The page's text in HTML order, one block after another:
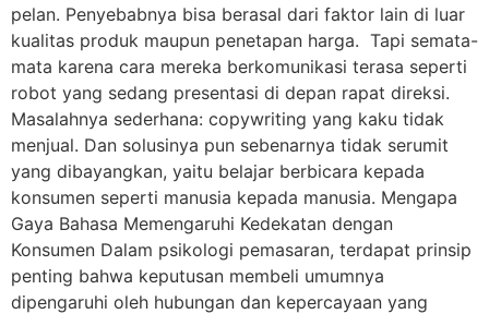
pelan. Penyebabnya bisa berasal dari faktor lain di luar
kualitas produk maupun penetapan harga. Tapi semata-
mata karena cara mereka berkomunikasi terasa seperti
robot yang sedang presentasi di depan rapat direksi.
Masalahnya sederhana: copywriting yang kaku tidak
menjual. Dan solusinya pun sebenarnya tidak serumit
yang dibayangkan, yaitu belajar berbicara kepada
konsumen seperti manusia kepada manusia. Mengapa
Gaya Bahasa Memengaruhi Kedekatan dengan
Konsumen Dalam psikologi pemasaran, terdapat prinsip
penting bahwa keputusan membeli umumnya
dipengaruhi oleh hubungan dan kepercayaan yang